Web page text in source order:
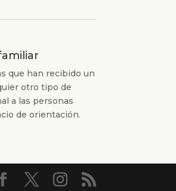
que han recibido un
otro tipo de
a las personas
de orientación.